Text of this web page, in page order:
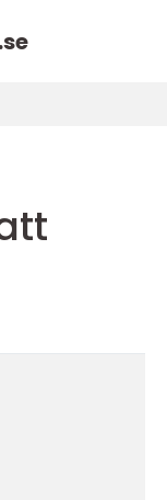
se